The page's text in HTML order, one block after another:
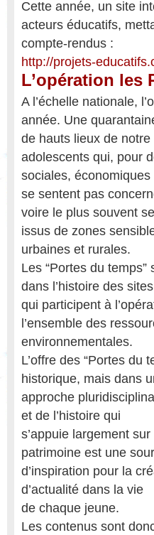
Cette année, un site
acteurs éducatifs,
compte-rendus :
http://projets-
L’opération les
A l’échelle nationale,
année. Une
de hauts lieux de
adolescents qui, pour
sociales,
se sentent pas
voire le plus souvent
issus de zones
urbaines et rurales.
Les “Portes du
dans l’histoire des sites
qui participent à
l’ensemble des
environnementales.
L’offre des “Portes du
historique, mais dans
approche
et de l’histoire qui
s’appuie largement
patrimoine est une
d’inspiration pour la
d’actualité dans la vie
de chaque jeune.
Les contenus sont